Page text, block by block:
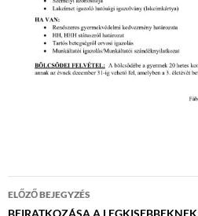
Bejegyzés
ELŐZŐ BEJEGYZÉS
BEIRATKOZÁSA A LEGKISEBBEKNEK